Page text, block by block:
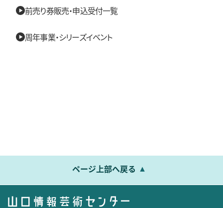
前売り券販売・申込受付一覧
周年事業・シリーズイベント
ページ上部へ戻る